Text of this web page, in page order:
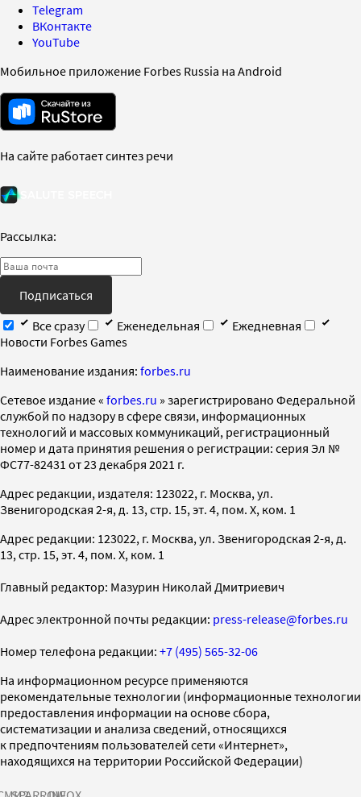
Telegram
ВКонтакте
YouTube
Мобильное приложение Forbes Russia на Android
На сайте работает синтез речи
Рассылка:
Подписаться
Все сразу
Еженедельная
Ежедневная
Новости Forbes Games
Наименование издания: forbes.ru
Cетевое издание « forbes.ru » зарегистрировано Федеральной
службой по надзору в сфере связи, информационных
технологий и массовых коммуникаций, регистрационный
номер и дата принятия решения о регистрации: серия Эл №
ФС77-82431 от 23 декабря 2021 г.
Адрес редакции, издателя: 123022, г. Москва, ул.
Звенигородская 2-я, д. 13, стр. 15, эт. 4, пом. X, ком. 1
Адрес редакции: 123022, г. Москва, ул. Звенигородская 2-я, д.
13, стр. 15, эт. 4, пом. X, ком. 1
Главный редактор: Мазурин Николай Дмитриевич
Адрес электронной почты редакции: press-release@forbes.ru
Номер телефона редакции: +7 (495) 565-32-06
На информационном ресурсе применяются
рекомендательные технологии (информационные технологии
предоставления информации на основе сбора,
систематизации и анализа сведений, относящихся
к предпочтениям пользователей сети «Интернет»,
находящихся на территории Российской Федерации)